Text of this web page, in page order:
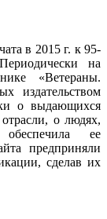
в 2015 г. к 95-
на
«Ветераны.
издательством
о выдающихся
отрасли, о людях,
обеспечила ее
предприняли
сделав их